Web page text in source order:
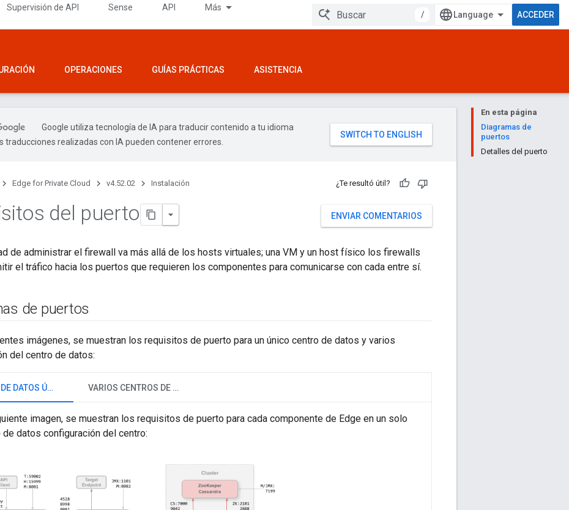
Supervisión de API Sense API Más
/ ACCEDER
OPERACIONES GUÍAS PRÁCTICAS ASISTENCIA
En esta página
Diagramas de
puertos
Detalles del puerto
Google utiliza tecnología de IA para traducir contenido a tu idioma
traducciones realizadas con IA pueden contener errores.
Edge for Private Cloud v4.52.02 Instalación ¿Te resultó útil?
ENVIAR COMENTARIOS
del puerto
de administrar el firewall va más allá de los hosts virtuales; una VM y un host físico los firewalls
el tráfico hacia los puertos que requieren los componentes para comunicarse con cada entre sí.
de puertos
imágenes, se muestran los requisitos de puerto para un único centro de datos y varios
del centro de datos:
CENTRO DE DATOS ÚNICO VARIOS CENTROS DE DATOS
imagen, se muestran los requisitos de puerto para cada componente de Edge en un solo
de datos configuración del centro: